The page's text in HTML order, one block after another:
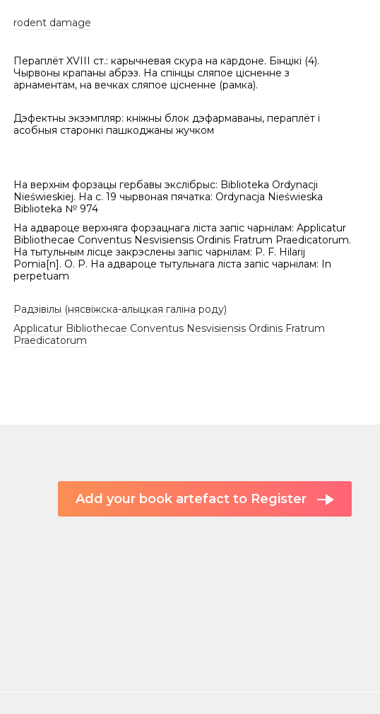
rodent damage
Пераплёт XVIII ст.: карычневая скура на кардоне. Бінцікі (4).
Чырвоны крапаны абрэз. На спінцы сляпое цісненне з
арнаментам, на вечках сляпое цісненне (рамка).
Дэфектны экзэмпляр: кніжны блок дэфармаваны, пераплёт і
асобныя старонкі пашкоджаны жучком
На верхнім форзацы гербавы экслібрыс: Biblioteka Ordynacji
Nieświeskiej. На с. 19 чырвоная пячатка: Ordynacja Nieświeska
Biblioteka № 974
На адвароце верхняга форзацнага ліста запіс чарнілам: Applicatur
Bibliothecae Conventus Nesvisiensis Ordinis Fratrum Praedicatorum.
На тытульным лісце закрэслены запіс чарнілам: P. F. Hilarij
Pomia[n]. O. P. На адвароце тытульнага ліста запіс чарнілам: In
perpetuam
Радзівілы (нясвіжска-алыцкая галіна роду)
Applicatur Bibliothecae Conventus Nesvisiensis Ordinis Fratrum
Praedicatorum
Add your book artefact to Register